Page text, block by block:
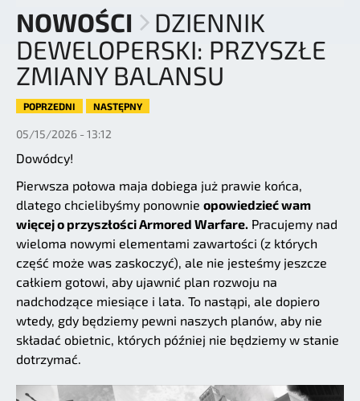
NOWOŚCI
DZIENNIK
DEWELOPERSKI: PRZYSZŁE
ZMIANY BALANSU
POPRZEDNI NASTĘPNY
05/15/2026 - 13:12
Dowódcy!
Pierwsza połowa maja dobiega już prawie końca,
dlatego chcielibyśmy ponownie opowiedzieć wam
więcej o przyszłości Armored Warfare. Pracujemy nad
wieloma nowymi elementami zawartości (z których
część może was zaskoczyć), ale nie jesteśmy jeszcze
całkiem gotowi, aby ujawnić plan rozwoju na
nadchodzące miesiące i lata. To nastąpi, ale dopiero
wtedy, gdy będziemy pewni naszych planów, aby nie
składać obietnic, których później nie będziemy w stanie
dotrzymać.